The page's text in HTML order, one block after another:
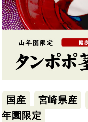
国産 宮崎県産
年園限定